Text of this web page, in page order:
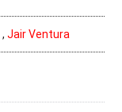
,Jair Ventura